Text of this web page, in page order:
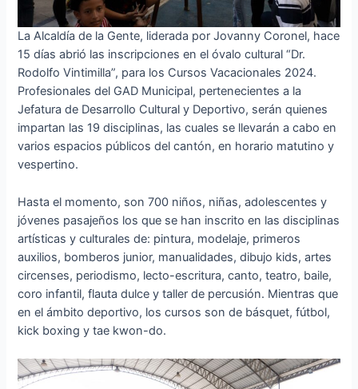
La Alcaldía de la Gente, liderada por Jovanny Coronel, hace
15 días abrió las inscripciones en el óvalo cultural “Dr.
Rodolfo Vintimilla”, para los Cursos Vacacionales 2024.
Profesionales del GAD Municipal, pertenecientes a la
Jefatura de Desarrollo Cultural y Deportivo, serán quienes
impartan las 19 disciplinas, las cuales se llevarán a cabo en
varios espacios públicos del cantón, en horario matutino y
vespertino.
Hasta el momento, son 700 niños, niñas, adolescentes y
jóvenes pasajeños los que se han inscrito en las disciplinas
artísticas y culturales de: pintura, modelaje, primeros
auxilios, bomberos junior, manualidades, dibujo kids, artes
circenses, periodismo, lecto-escritura, canto, teatro, baile,
coro infantil, flauta dulce y taller de percusión. Mientras que
en el ámbito deportivo, los cursos son de básquet, fútbol,
kick boxing y tae kwon-do.